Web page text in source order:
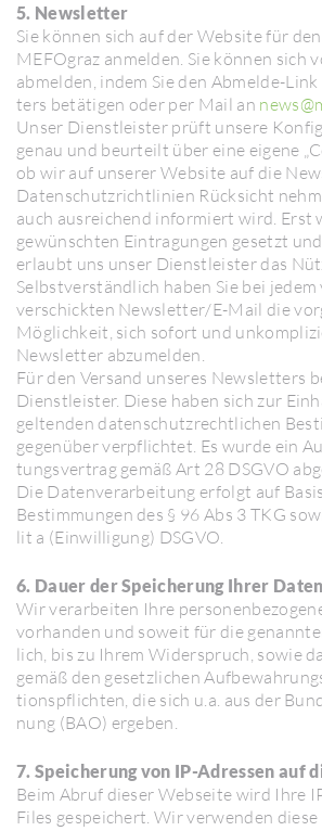
5. Newsletter
Sie können sich auf der Website für
MEFO­graz anmelden. Sie können sich
abmelden, indem Sie den Abmelde-
ters betä­tigen oder per Mail an
Unser Dienst­leister prüft unsere
genau und beur­teilt über eine eigene
ob wir auf unserer Website auf die
Daten­schutz­richt­li­nien Rück­sicht
auch ausrei­chend infor­miert wird. Erst
gewünschten Eintra­gungen gesetzt
erlaubt uns unser Dienst­leister das
Selbst­ver­ständ­lich haben Sie bei jedem
verschickten News­letter/​E-Mail die
Möglich­keit, sich sofort und
News­letter abzu­melden.
Für den Versand unseres News­let­ters
Dienst­leister. Diese haben sich zur
geltenden daten­schutz­recht­li­chen
gegen­über verpflichtet. Es wurde ein
tungs­ver­trag gemäß Art 28 DSGVO
Die Daten­ver­ar­bei­tung erfolgt auf
Bestim­mungen des § 96 Abs 3 TKG
lit a (Einwil­li­gung) DSGVO.
6. Dauer der Speicherung Ihrer Daten
Wir verar­beiten Ihre
vorhanden und soweit für die
lich, bis zu Ihrem Wider­spruch, sowie
gemäß den gesetz­li­chen
ti­ons­pflichten, die sich u.a. aus der
nung (BAO) ergeben.
7. Speicherung von IP-Adressen auf
Beim Abruf dieser Webseite wird Ihre
Files gespei­chert. Wir verwenden